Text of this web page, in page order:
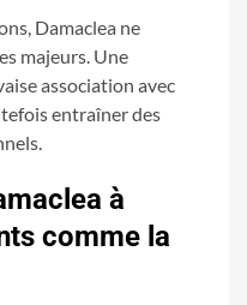
Damaclea ne
majeurs. Une
association avec
entraîner des
à
comme la